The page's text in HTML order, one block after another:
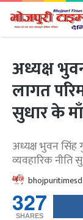
अध्यक्ष
लागत
सुधार के
अध्यक्ष भुवन
व्यवहारिक नीति
327
SHARES